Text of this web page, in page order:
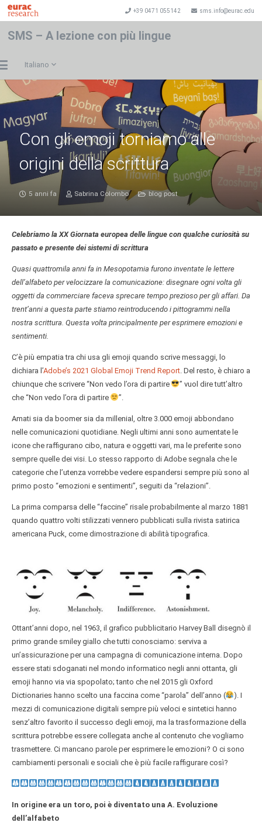
+39 0471 055142 sms.info@eurac.edu
SMS – A lezione con più lingue
Italiano
Con gli emoji torniamo alle
origini della scrittura
5 anni fa Sabrina Colombo blog post
Celebriamo la XX Giornata europea delle lingue con qualche curiosità su
passato e presente dei sistemi di scrittura
Quasi quattromila anni fa in Mesopotamia furono inventate le lettere
dell’alfabeto per velocizzare la comunicazione: disegnare ogni volta gli
oggetti da commerciare faceva sprecare tempo prezioso per gli affari. Da
trent’anni a questa parte stiamo reintroducendo i pittogrammi nella
nostra scrittura. Questa volta principalmente per esprimere emozioni e
sentimenti.
C’è più empatia tra chi usa gli emoji quando scrive messaggi, lo
dichiara l’Adobe’s 2021 Global Emoji Trend Report. Del resto, è chiaro a
chiunque che scrivere “Non vedo l’ora di partire
” vuol dire tutt’altro
che “Non vedo l’ora di partire
”.
Amati sia da boomer sia da millenial, oltre 3.000 emoji abbondano
nelle comunicazioni quotidiane. Negli ultimi anni sono aumentate le
icone che raffigurano cibo, natura e oggetti vari, ma le preferite sono
sempre quelle dei visi. Lo stesso rapporto di Adobe segnala che le
categorie che l’utenza vorrebbe vedere espandersi sempre più sono al
primo posto “emozioni e sentimenti”, seguiti da “relazioni”.
La prima comparsa delle “faccine” risale probabilmente al marzo 1881
quando quattro volti stilizzati vennero pubblicati sulla rivista satirica
americana Puck, come dimostrazione di abilità tipografica.
Ottant’anni dopo, nel 1963, il grafico pubblicitario Harvey Ball disegnò il
primo grande smiley giallo che tutti conosciamo: serviva a
un’assicurazione per una campagna di comunicazione interna. Dopo
essere stati sdoganati nel mondo informatico negli anni ottanta, gli
emoji hanno via via spopolato; tanto che nel 2015 gli Oxford
Dictionaries hanno scelto una faccina come “parola” dell’anno (
). I
mezzi di comunicazione digitali sempre più veloci e sintetici hanno
senz’altro favorito il successo degli emoji, ma la trasformazione della
scrittura potrebbe essere collegata anche al contenuto che vogliamo
trasmettere. Ci mancano parole per esprimere le emozioni? O ci sono
cambiamenti personali e sociali che è più facile raffigurare così?
In origine era un toro, poi è diventato una A. Evoluzione
dell’alfabeto